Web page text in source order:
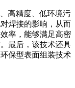
高精度、低环境污
焊接的影响，从而
率，能够满足高密
最后，该技术还具
保型表面组装技术